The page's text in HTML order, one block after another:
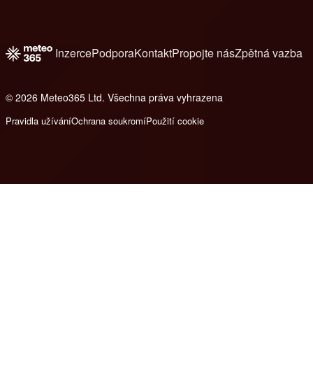
InzercePodporaKontaktPropojte násZpětná vazba
© 2026 Meteo365 Ltd. Všechna práva vyhrazena
Pravidla užíváníOchrana soukromíPoužití cookie